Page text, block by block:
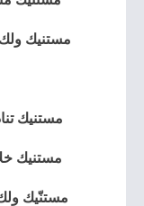
مستنيك
مستنيك
مستنيك
مستنّيك